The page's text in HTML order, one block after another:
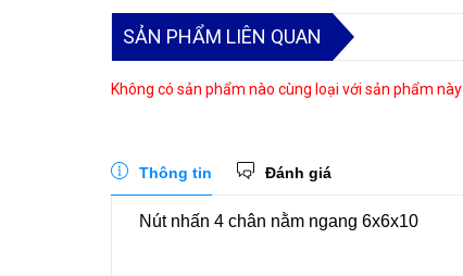
SẢN PHẨM LIÊN QUAN
Không có sản phẩm nào cùng loại với sản phẩm này
Thông tin Đánh giá
Nút nhấn 4 chân nằm ngang 6x6x10